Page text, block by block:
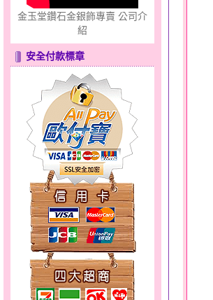
只愛你～男黃金戒指
彩蝶倩影～金銀鋼套鍊
金玉堂鑽石金銀飾專賣 公司介
紹
安全付款標章